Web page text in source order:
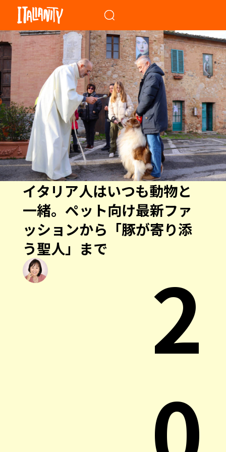
イタリア人はいつも動物と
一緒。ペット向け最新ファ
ッションから「豚が寄り添
う聖人」まで
2